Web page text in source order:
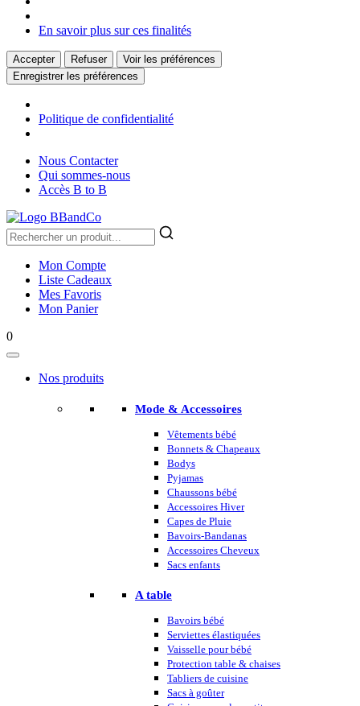
En savoir plus sur ces finalités
Accepter Refuser
Voir les préférences
Enregistrer les préférences
Politique de confidentialité
Nous Contacter
Qui sommes-nous
Accès B to B
Mon Compte
Liste Cadeaux
Mes Favoris
Mon Panier
0
Nos produits
Mode & Accessoires
Vêtements bébé
Bonnets & Chapeaux
Bodys
Pyjamas
Chaussons bébé
Accessoires Hiver
Capes de Pluie
Bavoirs-Bandanas
Accessoires Cheveux
Sacs enfants
A table
Bavoirs bébé
Serviettes élastiquées
Vaisselle pour bébé
Protection table & chaises
Tabliers de cuisine
Sacs à goûter